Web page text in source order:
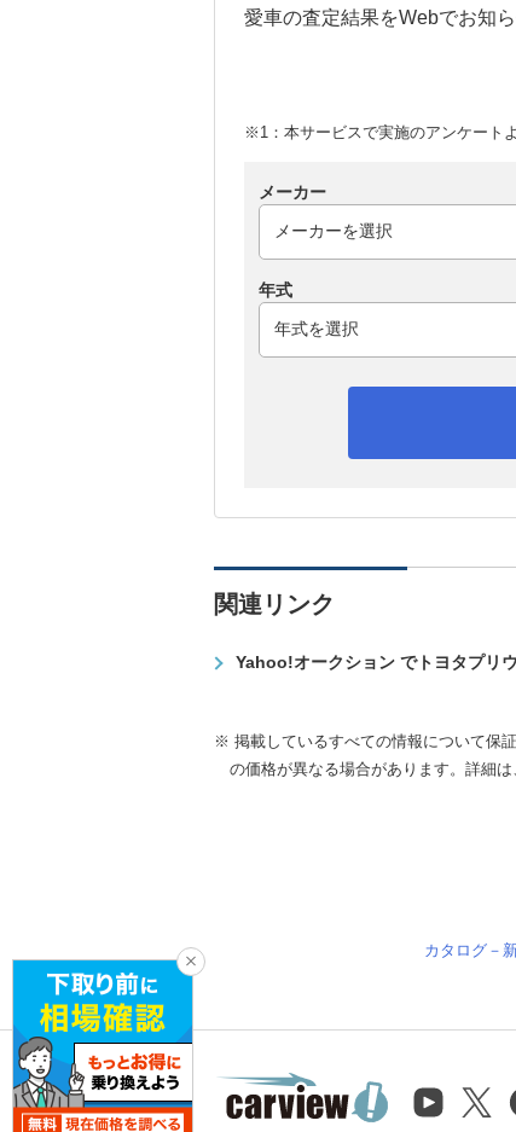
愛車の査定結果をWebでお知ら
※1：本サービスで実施のアンケート
メーカー
年式
関連リンク
Yahoo!オークション でトヨタプリ
※ 掲載しているすべての情報について保
の価格が異なる場合があります。詳細
カタログ－